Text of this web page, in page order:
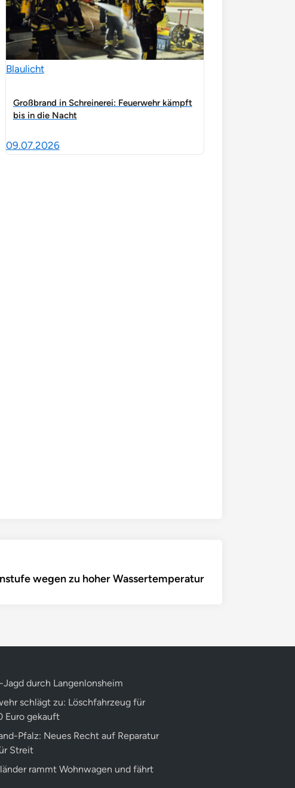
Blaulicht
Großbrand in Schreinerei: Feuerwehr kämpft
bis in die Nacht
09.07.2026
wegen zu hoher Wassertemperatur
Jagd durch Langenlonsheim
schlägt zu: Löschfahrzeug für
Euro gekauft
Pfalz: Neues Recht auf Reparatur
Streit
rammt Wohnwagen und fährt